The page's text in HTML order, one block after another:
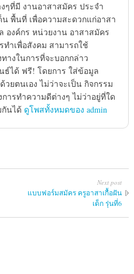
ๆที่มี งานอาสาสมัคร ประจำ
พื้นที่ เพื่อความสะดวกแก่อาสา
องค์กร หน่วยงาน อาสาสมัคร
ำเพื่อสังคม สามารถใช้
างในการที่จะบอกกล่าว
ได้ ฟรี! โดยการ ใส่ข้อมูล
ยตนเอง ไม่ว่าจะเป็น กิจกรรม
ารทำความดีต่างๆ ไม่ว่าอยู่ที่ใด
นได้ ดูโพสทั้งหมดของ admin
Next post
แบบฟอร์มสมัคร ครูอาสาเกื้อฝัน
เด็ก รุ่นที่6